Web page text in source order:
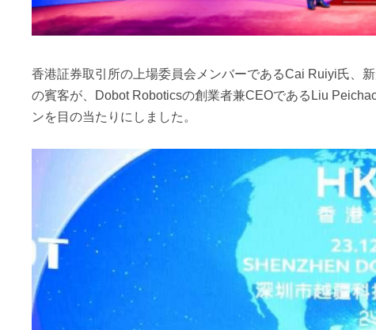
香港証券取引所の上場委員会メンバーであるCai Ruiyi氏、
の賓客が、Dobot Roboticsの創業者兼CEOであるLiu
ンを目の当たりにしました。